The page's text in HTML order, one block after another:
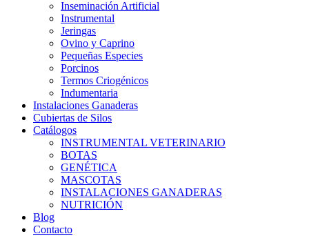
Inseminación Artificial
Instrumental
Jeringas
Ovino y Caprino
Pequeñas Especies
Porcinos
Termos Criogénicos
Indumentaria
Instalaciones Ganaderas
Cubiertas de Silos
Catálogos
INSTRUMENTAL VETERINARIO
BOTAS
GENÉTICA
MASCOTAS
INSTALACIONES GANADERAS
NUTRICIÓN
Blog
Contacto